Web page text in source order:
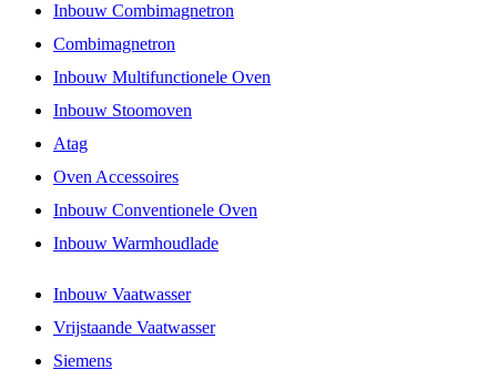
Inbouw Combimagnetron
Combimagnetron
Inbouw Multifunctionele Oven
Inbouw Stoomoven
Atag
Oven Accessoires
Inbouw Conventionele Oven
Inbouw Warmhoudlade
Inbouw Vaatwasser
Vrijstaande Vaatwasser
Siemens